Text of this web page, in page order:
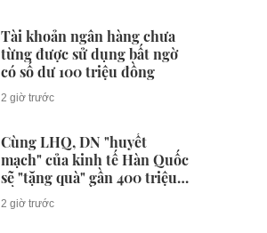
Tài khoản ngân hàng chưa
từng được sử dụng bất ngờ
có số dư 100 triệu đồng
2 giờ trước
Cùng LHQ, DN "huyết
mạch" của kinh tế Hàn Quốc
sẽ "tặng quà" gần 400 triệu
đồng cho nhiều người trẻ
VN
2 giờ trước